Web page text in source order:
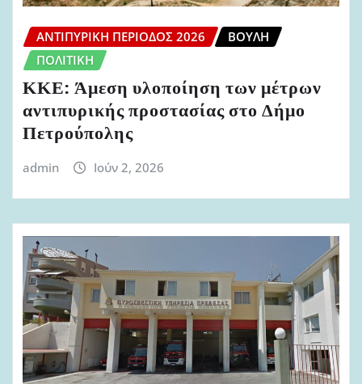
ΑΝΤΙΠΥΡΙΚΉ ΠΕΡΊΟΔΟΣ 2026
ΒΟΥΛΉ
ΠΟΛΙΤΙΚΉ
ΚΚΕ: Άμεση υλοποίηση των μέτρων
αντιπυρικής προστασίας στο Δήμο
Πετρούπολης
admin Ιούν 2, 2026